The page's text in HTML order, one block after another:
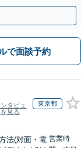
さい。
で面談予約
タビュ
見る
東京都
法(対面・電 営業時